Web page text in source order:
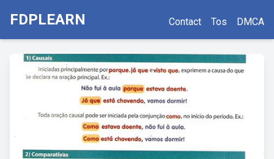
FDPLEARN Contact Tos DMCA